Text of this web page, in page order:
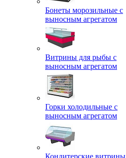
Бонеты морозильные с
выносным агрегатом
Витрины для рыбы с
выносным агрегатом
Горки холодильные с
выносным агрегатом
Кондитерские витрины